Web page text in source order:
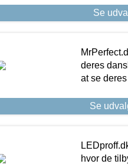
Se
deres
at se
Se
hvor de